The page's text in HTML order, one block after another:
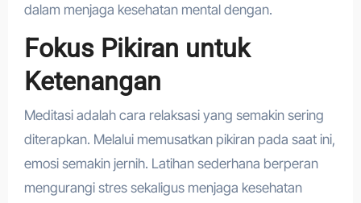
dalam menjaga kesehatan mental dengan.
Fokus Pikiran untuk
Ketenangan
Meditasi adalah cara relaksasi yang semakin sering
diterapkan. Melalui memusatkan pikiran pada saat ini,
emosi semakin jernih. Latihan sederhana berperan
mengurangi stres sekaligus menjaga kesehatan